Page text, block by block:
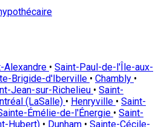
Alexandre • Saint-Paul-de-l'Île-aux-
Brigide-d'Iberville • Chambly •
Jean-sur-Richelieu • Saint-
(LaSalle) • Henryville • Saint-
Émélie-de-l'Énergie • Saint-
Hubert) • Dunham • Sainte-Cécile-